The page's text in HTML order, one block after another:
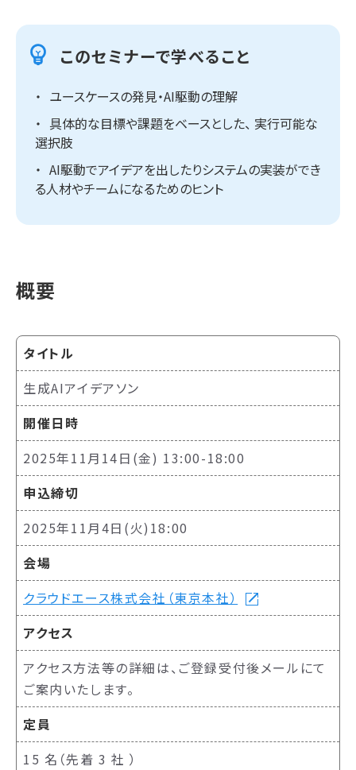
このセミナーで学べること
ユースケースの発見・AI駆動の理解
具体的な目標や課題をベースとした、 実行可能な
選択肢
AI駆動でアイデアを出したりシステムの実装ができ
る人材やチームになるためのヒント
概要
タイトル
生成AIアイデアソン
開催日時
2025年11月14日(金) 13:00-18:00
申込締切
2025年11月4日(火)18:00
会場
クラウドエース株式会社（東京本社）
アクセス
アクセス方法等の詳細は、ご登録受付後メールにて
ご案内いたします。
定員
15 名（先着 3 社 ）